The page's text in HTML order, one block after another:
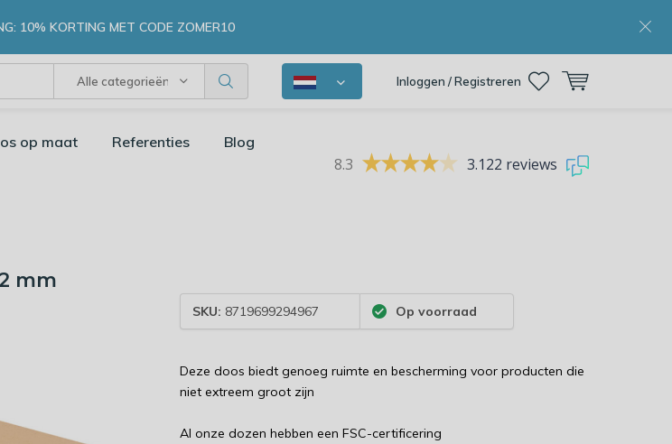
Alle categorieën Inloggen / Registreren
10% KORTING MET CODE ZOMER10
op maat Referenties Blog
8.3 3.122 reviews
mm
SKU: 8719699294967 Op voorraad
Deze doos biedt genoeg ruimte en bescherming voor producten die
niet extreem groot zijn
Al onze dozen hebben een FSC-certificering